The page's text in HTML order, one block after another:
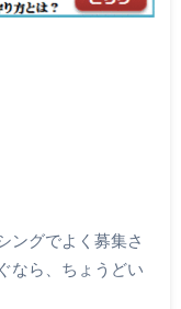
ングでよく募集さ
なら、ちょうどい